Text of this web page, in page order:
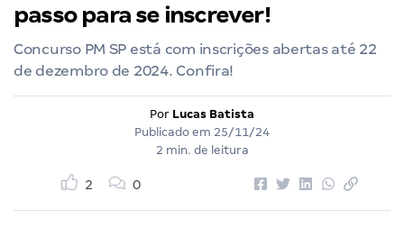
passo para se inscrever!
Concurso PM SP está com inscrições abertas até 22
de dezembro de 2024. Confira!
Por Lucas Batista
Publicado em 25/11/24
2 min. de leitura
2 0